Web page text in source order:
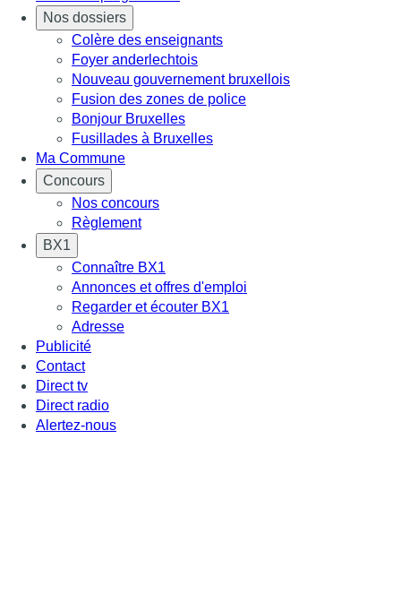
Nos dossiers
Colère des enseignants
Foyer anderlechtois
Nouveau gouvernement bruxellois
Fusion des zones de police
Bonjour Bruxelles
Fusillades à Bruxelles
Ma Commune
Concours
Nos concours
Règlement
BX1
Connaître BX1
Annonces et offres d'emploi
Regarder et écouter BX1
Adresse
Publicité
Contact
Direct tv
Direct radio
Alertez-nous